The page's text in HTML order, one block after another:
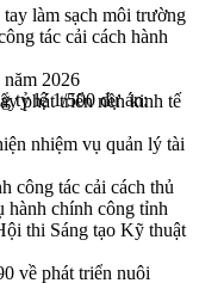
làm sạch môi trường
tác cải cách hành
2026
phát triển nền kinh tế
nhiệm vụ quản lý tài
công tác cải cách thủ
hành chính công tỉnh
thi Sáng tạo Kỹ thuật
về phát triển nuôi
tỷ lệ 1/500 dự án: